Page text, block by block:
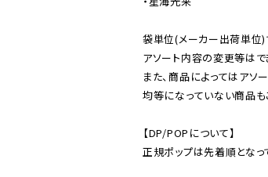
袋単位(メーカー出荷単位
アソート内容の変更等はで
また、商品によってはアソ
均等になっていない商品も
【DP/POPについて】
正規ポップは先着順となっ